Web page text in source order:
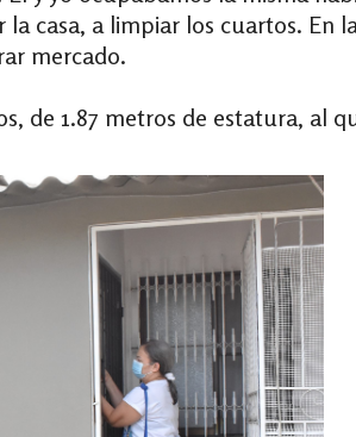
casa, a limpiar los cuartos. En
mercado.
de 1.87 metros de estatura, al